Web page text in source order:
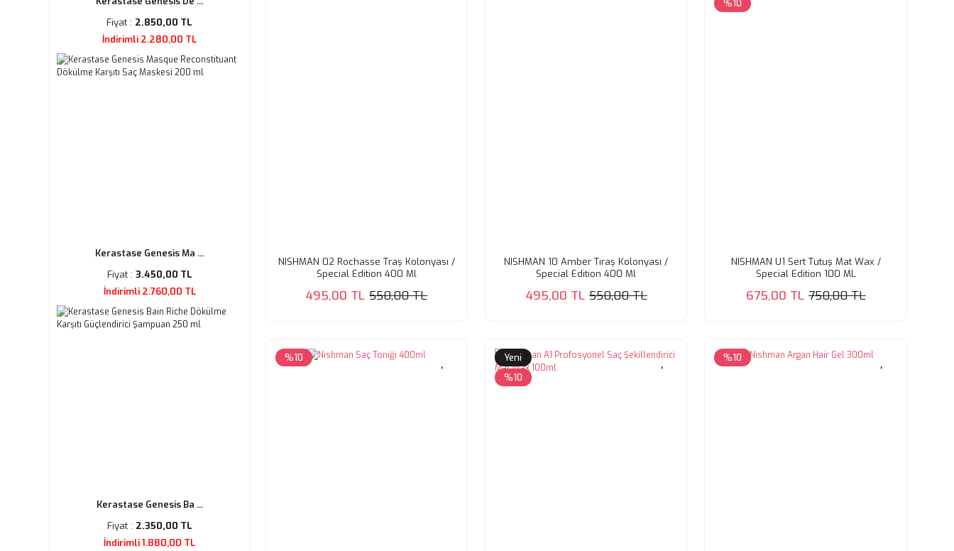
Fiyat : 2.850,00 TL
İndirimli 2.280,00 TL
Kerastase Genesis Ma ...
Fiyat : 3.450,00 TL
İndirimli 2.760,00 TL
Kerastase Genesis Ba ...
Fiyat : 2.350,00 TL
İndirimli 1.880,00 TL
NISHMAN 02 Rochasse Traş Kolonyası /
Special Edition 400 Ml
495,00 TL 550,00 TL
NISHMAN 10 Amber Tıraş Kolonyası /
Special Edition 400 Ml
495,00 TL 550,00 TL
%10
NISHMAN U1 Sert Tutuş Mat Wax /
Special Edition 100 ML
675,00 TL 750,00 TL
%10
Yeni
%10
%10